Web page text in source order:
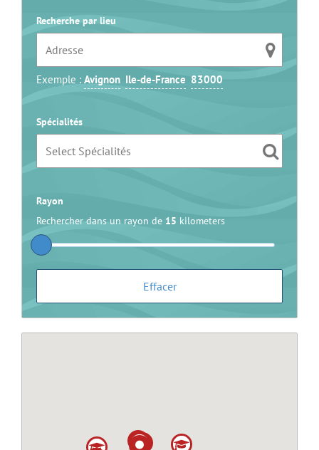
Recherche par lieu
Exemple : Avignon Ile-de-France 83000
Spécialités
Rayon
Rechercher dans un rayon de 15 kilometers